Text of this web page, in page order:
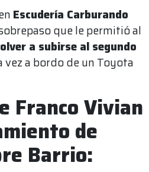
Escudería Carburando
que le permitió al
a subirse al segundo
vez a bordo de un Toyota
Franco Vivian
de
Barrio: